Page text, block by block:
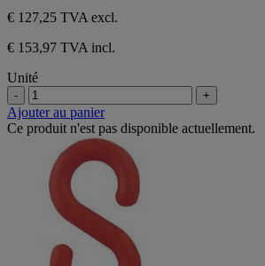
€ 127,25 TVA excl.
€ 153,97 TVA incl.
Unité
- +
Ajouter au panier
Ce produit n'est pas disponible actuellement.